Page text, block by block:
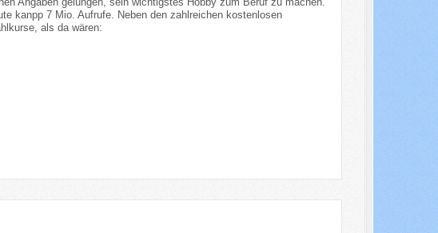
kanpp 7 Mio. Aufrufe. Neben den zahlreichen kostenlosen
als da wären: